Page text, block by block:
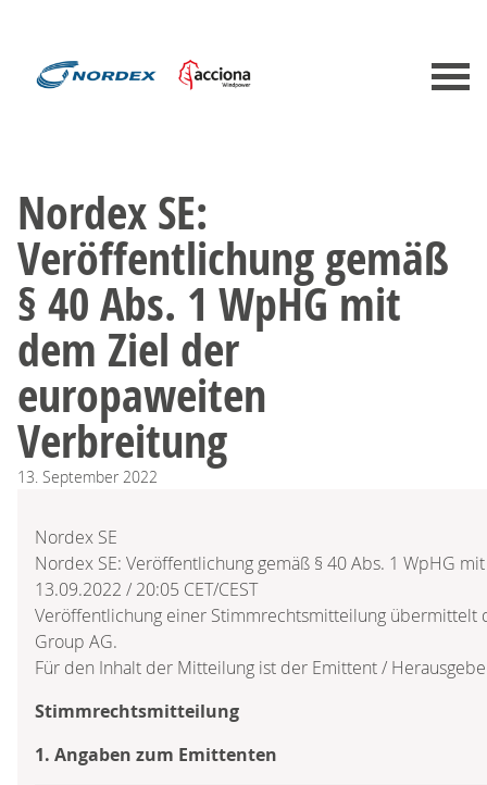
Nordex SE:
Veröffentlichung gemäß
§ 40 Abs. 1 WpHG mit
dem Ziel der
europaweiten
Verbreitung
13. September 2022
Nordex SE
Nordex SE: Veröffentlichung gemäß § 40 Abs. 1 WpHG
13.09.2022 / 20:05 CET/CEST
Veröffentlichung einer Stimmrechtsmitteilung übermittelt
Group AG.
Für den Inhalt der Mitteilung ist der Emittent /
Stimmrechtsmitteilung
1. Angaben zum Emittenten